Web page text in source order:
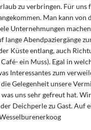
zu verbringen. Für uns
Man kann von
Unternehmungen
lange Abendpaziergänge
Küste entlang, auch
ein Muss). Egal in
Interessantes zum
Gelegenheit unsere
was uns sehr gefreut hat.
Deichperle zu Gast. Auf